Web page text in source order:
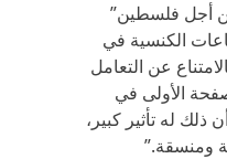
أجل فلسطين”
الكنسية في
عن التعامل
الأولى في
له تأثير كبير،
ومنسقة‪”.‬